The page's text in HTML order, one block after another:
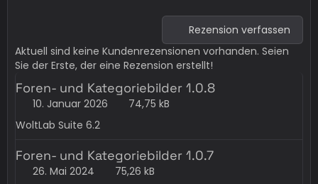
Rezension verfassen
Aktuell sind keine Kundenrezensionen vorhanden. Seien
Sie der Erste, der eine Rezension erstellt!
Foren- und Kategoriebilder 1.0.8
10. Januar 2026
74,75 kB
WoltLab Suite 6.2
Foren- und Kategoriebilder 1.0.7
26. Mai 2024
75,26 kB